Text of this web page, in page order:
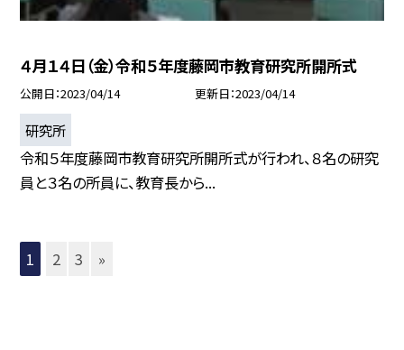
４月１４日（金）令和５年度藤岡市教育研究所開所式
公開日 2023/04/14 更新日 2023/04/14
研究所
令和５年度藤岡市教育研究所開所式が行われ、８名の研究
員と３名の所員に、教育長から...
1 2 3 »